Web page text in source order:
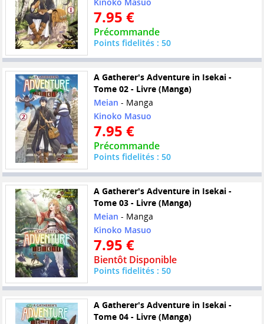
7.95 €
Précommande
Points fidelités : 50
A Gatherer's Adventure in Isekai -
Tome 02 - Livre (Manga)
Meian - Manga
Kinoko Masuo
7.95 €
Précommande
Points fidelités : 50
A Gatherer's Adventure in Isekai -
Tome 03 - Livre (Manga)
Meian - Manga
Kinoko Masuo
7.95 €
Bientôt Disponible
Points fidelités : 50
A Gatherer's Adventure in Isekai -
Tome 04 - Livre (Manga)